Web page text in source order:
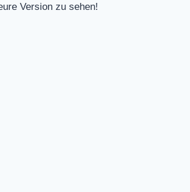
Version zu sehen!